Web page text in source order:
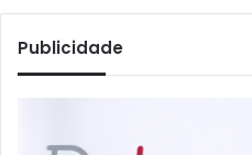
Publicidade